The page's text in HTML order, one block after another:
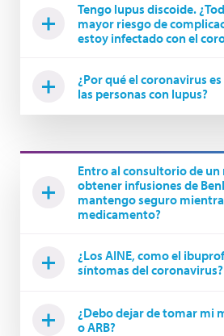
Tengo lupus discoide.
mayor riesgo de
estoy infectado con el
¿Por qué el coronavirus
las personas con lupus?
Entro al consultorio de un
obtener infusiones de
mantengo seguro
medicamento?
¿Los AINE, como el
síntomas del coronavirus?
¿Debo dejar de tomar mi
o ARB?